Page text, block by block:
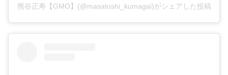
熊谷正寿【GMO】(@masatoshi_kumagai)がシェアした投稿